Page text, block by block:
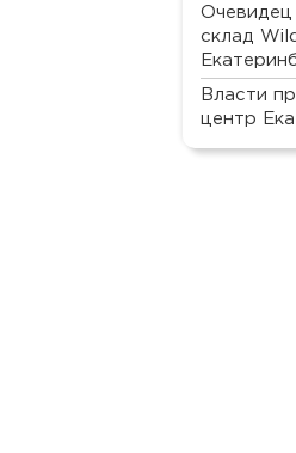
Очевидец
склад
Власти
центр